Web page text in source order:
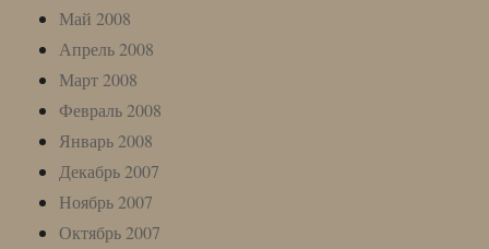
Май 2008
Апрель 2008
Март 2008
Февраль 2008
Январь 2008
Декабрь 2007
Ноябрь 2007
Октябрь 2007